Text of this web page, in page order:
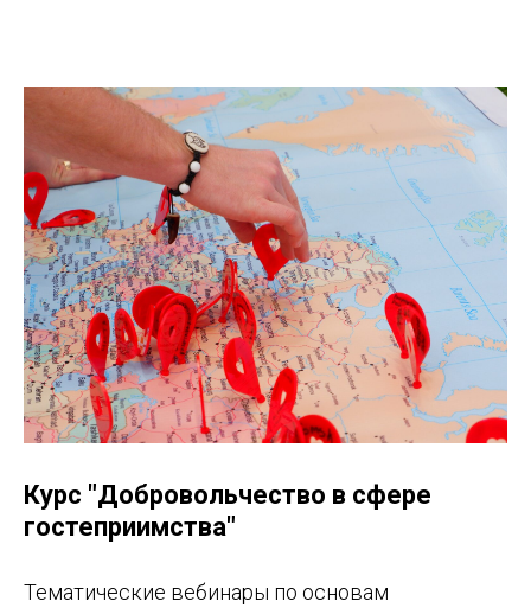
Курс "Добровольчество в сфере
гостеприимства"
Тематические вебинары по основам